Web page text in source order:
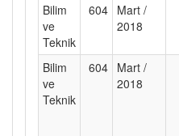
Bilim
ve
Teknik
604 Mart /
2018
Bilim
ve
Teknik
604 Mart /
2018